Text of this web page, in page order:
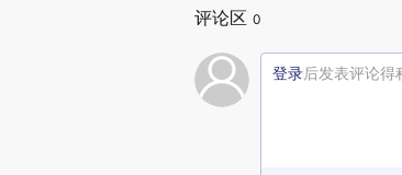
评论区 0
登录后发表评论得